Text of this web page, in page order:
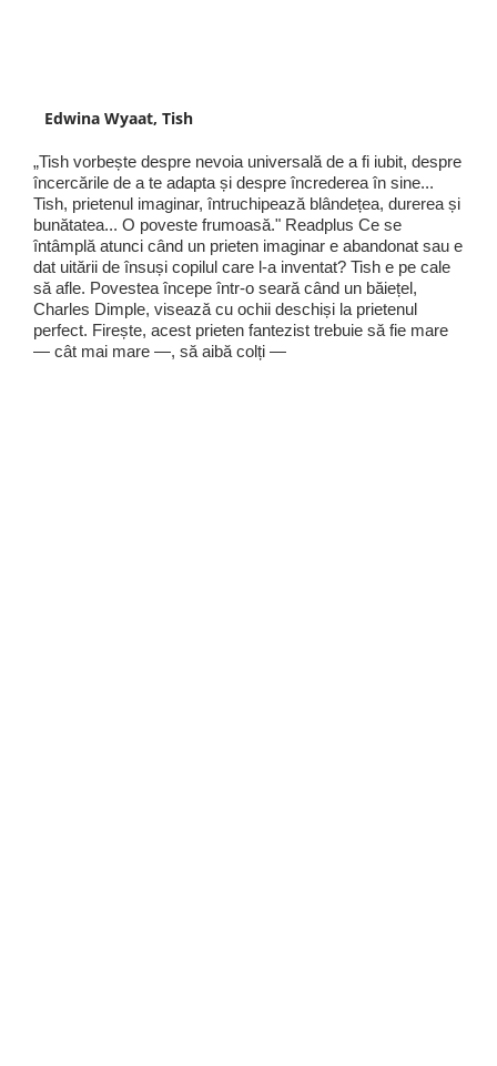
Edwina Wyaat, Tish
„Tish vorbește despre nevoia universală de a fi iubit, despre
încercările de a te adapta și despre încrederea în sine...
Tish, prietenul imaginar, întruchipează blândețea, durerea și
bunătatea... O poveste frumoasă." Readplus Ce se
întâmplă atunci când un prieten imaginar e abandonat sau e
dat uitării de însuși copilul care l-a inventat? Tish e pe cale
să afle. Povestea începe într-o seară când un băiețel,
Charles Dimple, visează cu ochii deschiși la prietenul
perfect. Firește, acest prieten fantezist trebuie să fie mare
— cât mai mare —, să aibă colți —